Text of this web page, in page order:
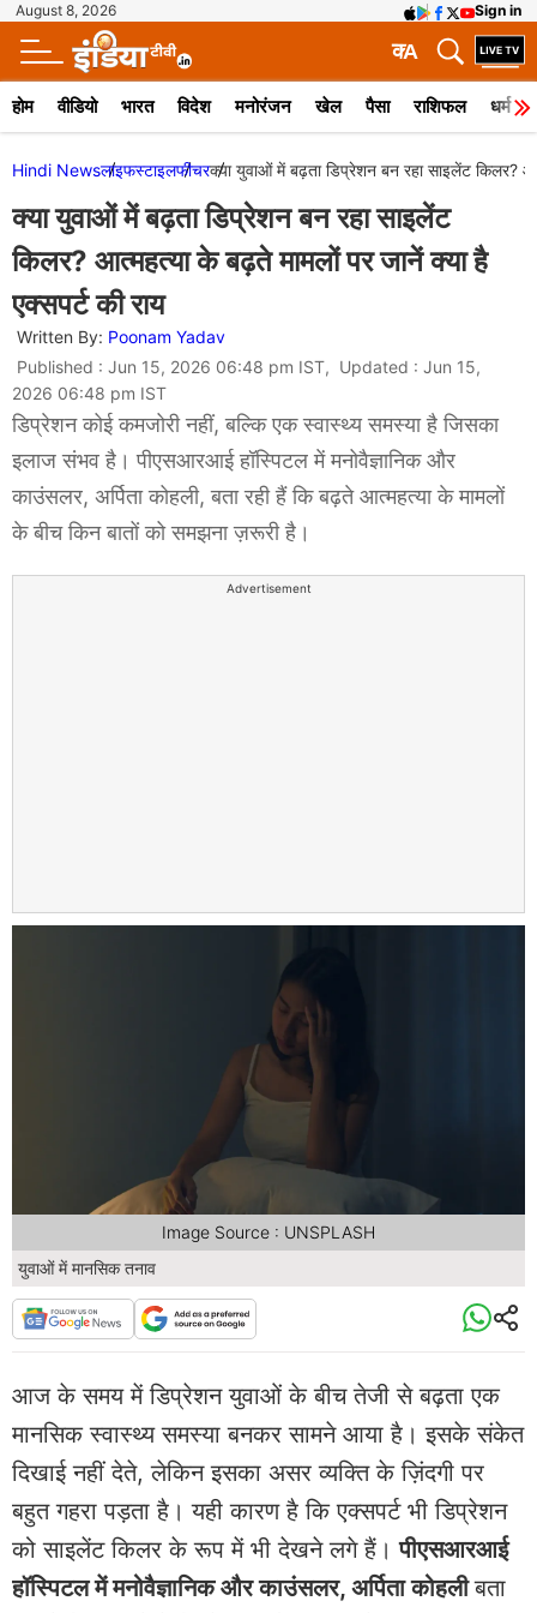
August 8, 2026 Sign in
A
क
होम वीडियो भारत विदेश मनोरंजन खेल पैसा राशिफल धर्म
Hindi Newsलाइफस्टाइलफीचरक्या युवाओं में बढ़ता डिप्रेशन बन रहा साइलेंट किलर?
क्या युवाओं में बढ़ता डिप्रेशन बन रहा साइलेंट
किलर? आत्महत्या के बढ़ते मामलों पर जानें क्या है
एक्सपर्ट की राय
Written By: Poonam Yadav
Published : Jun 15, 2026 06:48 pm IST, Updated : Jun 15,
2026 06:48 pm IST
डिप्रेशन कोई कमजोरी नहीं, बल्कि एक स्वास्थ्य समस्या है जिसका
इलाज संभव है। पीएसआरआई हॉस्पिटल में मनोवैज्ञानिक और
काउंसलर, अर्पिता कोहली, बता रही हैं कि बढ़ते आत्महत्या के मामलों
के बीच किन बातों को समझना ज़रूरी है।
Advertisement
युवाओं में मानसिक तनाव
Image Source : UNSPLASH
आज के समय में डिप्रेशन युवाओं के बीच तेजी से बढ़ता एक
मानसिक स्वास्थ्य समस्या बनकर सामने आया है। इसके संकेत
दिखाई नहीं देते, लेकिन इसका असर व्यक्ति के ज़िंदगी पर
बहुत गहरा पड़ता है। यही कारण है कि एक्सपर्ट भी डिप्रेशन
को साइलेंट किलर के रूप में भी देखने लगे हैं।पीएसआरआई
हॉस्पिटल में मनोवैज्ञानिक और काउंसलर, अर्पिता कोहलीबता